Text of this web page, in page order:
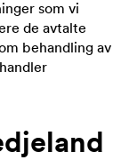
som vi
de avtalte
behandling av